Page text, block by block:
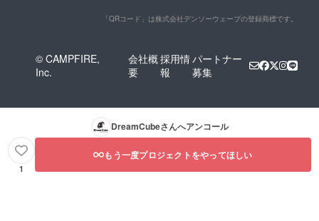
「QRコード」は株式会社デンソーウェーブの登録商標です。
© CAMPFIRE,
Inc.
会社概
要
採用情
報
パートナー
募集
DreamCubeさんへアンコール
1
もう一度プロジェクトをやってほしい